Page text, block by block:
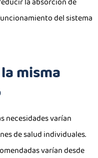
del sistema
misma
necesidades varían
de salud individuales.
varían desde